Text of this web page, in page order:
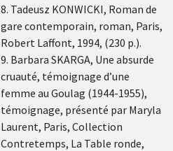
8. Tadeusz KONWICKI, Roman de
gare contemporain, roman, Paris,
Robert Laffont, 1994, (230 p.).
9. Barbara SKARGA, Une absurde
cruauté, témoignage d’une
femme au Goulag (1944-1955),
témoignage, présenté par Maryla
Laurent, Paris, Collection
Contretemps, La Table ronde,